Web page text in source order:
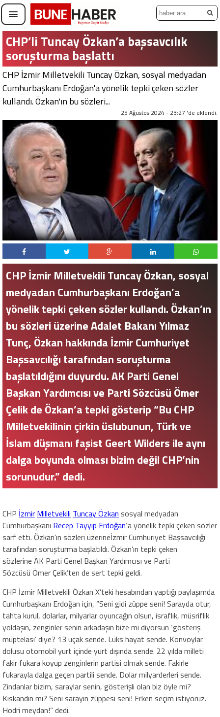
CHP’li Tuncay Özkan’a başsavcılık
soruşturma başlattı
CHP İzmir Milletvekili Tuncay Özkan, sosyal medyadan
Cumhurbaşkanı Erdoğan'a yönelik tepki çeken sözler
kullandı. Özkan'ın bu sözleri...
25 Ağustos 2024 - 23:27 'de eklendi.
CHP İzmir Milletvekili Tuncay Özkan, sosyal
medyadan Cumhurbaşkanı Erdoğan’a
yönelik tepki çeken sözler kullandı. Özkan’ın
bu sözleri üzerine Adalet Bakanı Yılmaz
Tunç, Özkan hakkında İzmir Cumhuriyet
Başsavcılığı tarafından soruşturma
başlatıldığını duyurdu. AK Parti Genel
Başkan Yardımcısı ve Parti Sözcüsü Ömer
Çelik de Özkan’a tepki gösterip “Bu CHP
Milletvekilinin çirkin üslubunun, Türk ve
İslam düşmanı faşist Geert Wilders ile aynı
dalga boyunda olması bizim değil CHP’nin
sorunudur.” dedi.
CHP İzmir Milletvekili Tuncay Özkan sosyal medyadan
Cumhurbaşkanı Recep Tayyip Erdoğan‘a yönelik tepki çeken sözler
sarf etti. Özkan’ın sözleri üzerineİzmir Cumhuriyet Başsavcılığı
tarafından soruşturma başlatıldı. Özkan’ın tepki çeken
sözlerine AK Parti Genel Başkan Yardımcısı ve Parti
Sözcüsü Ömer Çelik’ten de sert tepki geldi.
CHP İzmir Milletvekili Özkan X’teki hesabından yaptığı paylaşımda
Cumhurbaşkanı Erdoğan için, “Seni gidi züppe seni! Sarayda otur,
tahta kurul, dolarlar, milyarlar oyuncağın olsun, israflık, müsriflik
yoldaşın, zenginler senin arkadaşın bize mi diyorsun ‘gösteriş
müptelası’ diye? 13 uçak sende. Lüks hayat sende. Konvoylar
dolusu otomobil yurt içinde yurt dışında sende. 22 yılda milleti
fakir fukara koyup zenginlerin partisi olmak sende. Fakirle
fukarayla dalga geçen partili sende. Dolar milyarderleri sende.
Zindanlar bizim, saraylar senin, gösterişli olan biz öyle mi?
Kıskandın mı? Seni sarayın züppesi seni! Erken seçim istiyoruz.
Hodri meydan!” dedi.